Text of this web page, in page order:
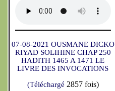
07-08-2021 OUSMANE DICKO
RIYAD SOLIHINE CHAP 250
HADITH 1465 A 1471 LE
LIVRE DES INVOCATIONS
(Téléchargé 2857 fois)